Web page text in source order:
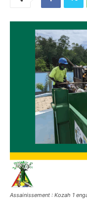
Assainissement : Kozah 1